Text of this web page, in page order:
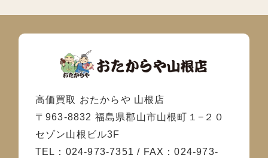
高価買取 おたからや 山根店
〒963-8832 福島県郡山市山根町１−２０
セゾン山根ビル3F
TEL：024-973-7351 / FAX：024-973-